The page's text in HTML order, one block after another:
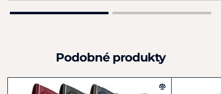
Podobné produkty